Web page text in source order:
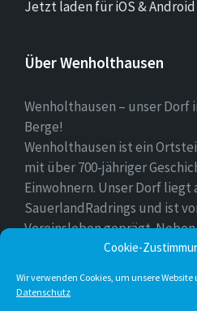
Cookie-
Wir verwenden Cookies, um unsere
Datenschutz
Jetzt laden für iOS & Android
Über Wenholthausen
Wenholthausen – unser Dorf
Berge!
Wenholthausen ist ein
mit über 700-jähriger
Einwohnern. Unser Dorf
SauerlandRadrings und ist
Vereinsleben geprägt.
Freizeitmöglichkeiten ist